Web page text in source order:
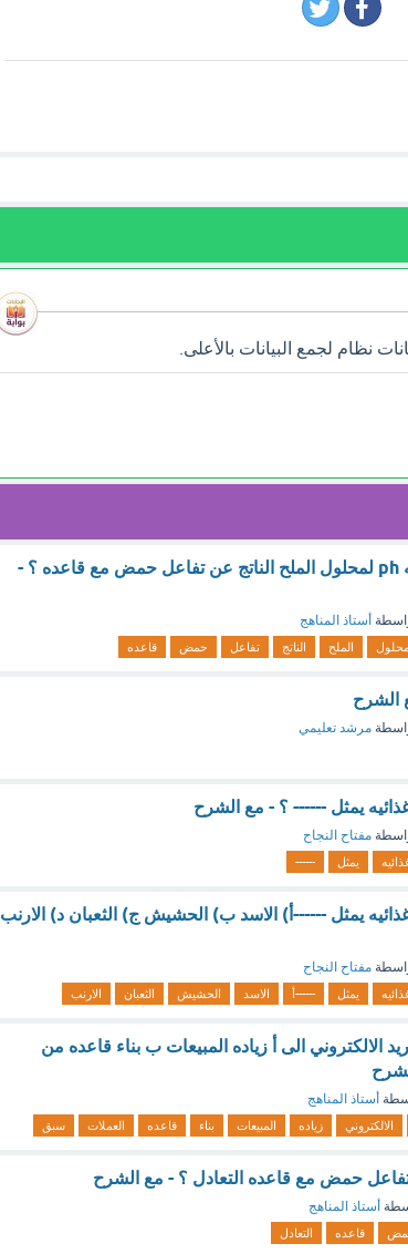
نظام لجمع البيانات بالأعلى.
العامل الرئيسي الذي يحدد قيمه ph لمحلول الملح الناتج عن تفاعل حمض مع قاعده ؟ -
أستاذ المناهج
الملح الناتج تفاعل حمض قاعده
مرشد تعليمي
يمثل ------ ؟ - مع الشرح
مفتاح النجاح
يمثل ------
يمثل ------أ) الاسد ب) الحشيش ج) الثعبان د) الارنب
مفتاح النجاح
يمثل ------أ الاسد الحشيش الثعبان الارنب
الالكتروني الى أ زياده المبيعات ب بناء قاعده من
أستاذ المناهج
الالكتروني زياده المبيعات بناء قاعده العملات سبق
تفاعل حمض مع قاعده التعادل ؟ - مع الشرح
أستاذ المناهج
قاعده التعادل